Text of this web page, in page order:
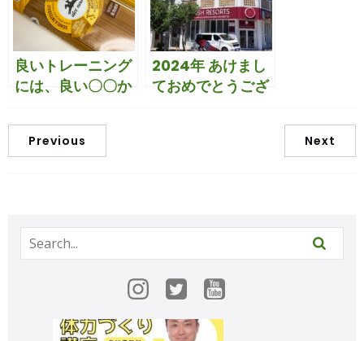
良いトレーニング
には、良い〇〇か
2024年 あけまし
ておめでとうござ
Previous Next